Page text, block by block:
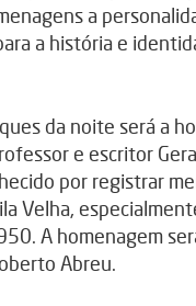
a
a história e
da noite será a
e escritor
por registrar
Velha,
A homenagem
Abreu.